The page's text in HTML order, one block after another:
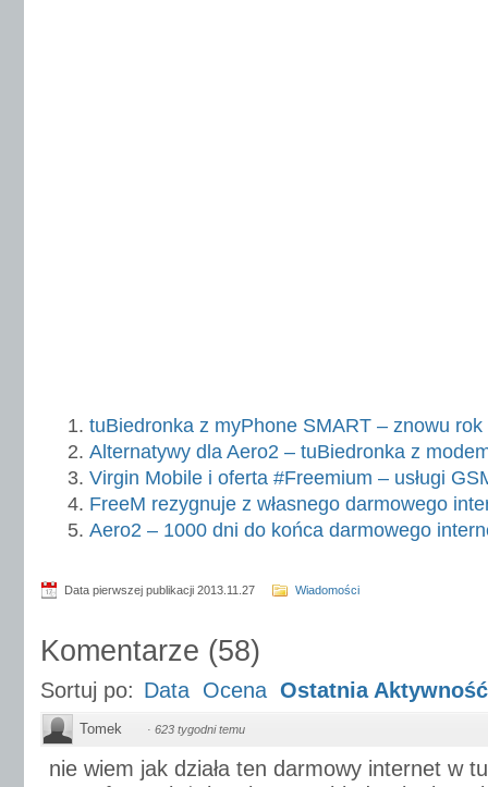
tuBiedronka z myPhone SMART – znowu
Alternatywy dla Aero2 – tuBiedronka z
Virgin Mobile i oferta #Freemium – usługi
FreeM rezygnuje z własnego darmowego
Aero2 – 1000 dni do końca darmowego
Data pierwszej publikacji 2013.11.27 Wiadomości
Komentarze (58)
Sortuj po: Data Ocena Ostatnia Aktywność
Tomek · 623 tygodni temu
nie wiem jak działa ten darmowy internet w